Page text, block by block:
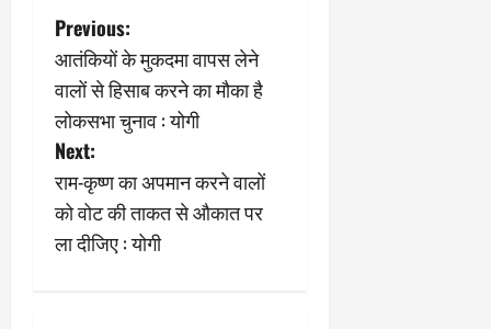
P
o
s
t
n
a
Previous:
आतंकियों के मुकदमा वापस लेने
वालों से हिसाब करने का मौका है
लोकसभा चुनाव : योगी
Next:
राम-कृष्ण का अपमान करने वालों
को वोट की ताकत से औकात पर
ला दीजिए : योगी